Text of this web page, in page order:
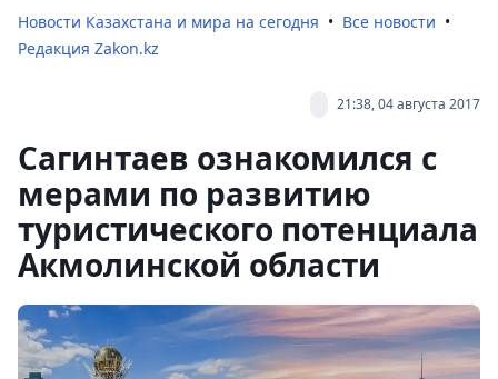
Новости Казахстана и мира на сегодня
Все новости
Редакция Zakon.kz
21:38, 04 августа 2017
Сагинтаев ознакомился с
мерами по развитию
туристического потенциала
Акмолинской области